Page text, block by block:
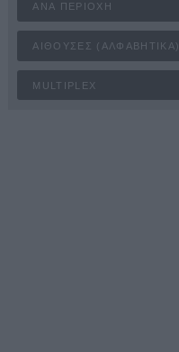
ΑΝΆ ΠΕΡΙΟΧΉ
ΑΊΘΟΥΣΕΣ (ΑΛΦΑΒΗΤΙΚΆ)
MULTIPLEX